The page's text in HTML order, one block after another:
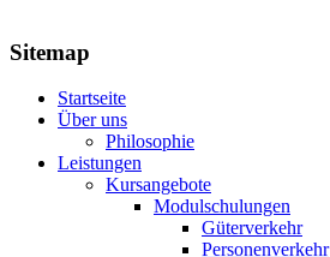
Sitemap
Startseite
Über uns
Philosophie
Leistungen
Kursangebote
Modulschulungen
Güterverkehr
Personenverkehr